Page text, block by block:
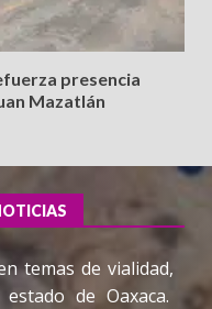
presencia
Mazatlán
temas de vialidad,
de Oaxaca.